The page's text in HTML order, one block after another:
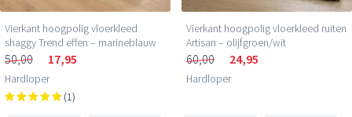
Vierkant hoogpolig vloerkleed
shaggy Trend effen – marineblauw
50,00 17,95
Hardloper
(1)
Vierkant hoogpolig vloerkleed ruiten
Artisan – olijfgroen/wit
60,00 24,95
Hardloper